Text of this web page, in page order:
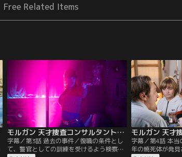
Free Related Items
モルガン 天才捜査コンサルタントの殺人事件簿 シーズン2 第03話／字幕
字幕／第3話 過去の事件／復職の条件とし
て、警官としての訓練を受けるよう検察員
字幕／第4話 本
年の焼死体が発